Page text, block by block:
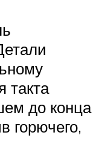
такта
до конца
горючего,